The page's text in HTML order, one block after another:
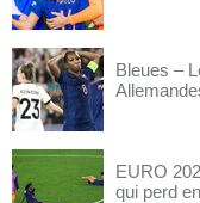
Bleues –
EURO
qui perd